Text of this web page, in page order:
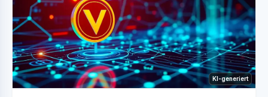
KI-generiert